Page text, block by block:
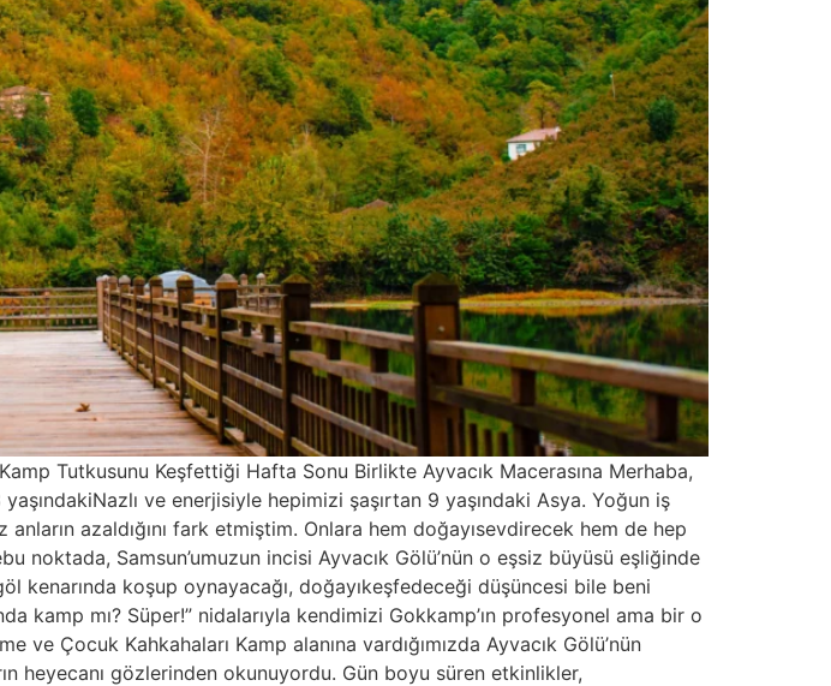
Tutkusunu Keşfettiği Hafta Sonu Birlikte Ayvacık Macerasına Merhaba,
ve enerjisiyle hepimizi şaşırtan 9 yaşındaki Asya. Yoğun iş
azaldığını fark etmiştim. Onlara hem doğayısevdirecek hem de hep
noktada, Samsun’umuzun incisi Ayvacık Gölü’nün o eşsiz büyüsü eşliğinde
kenarında koşup oynayacağı, doğayıkeşfedeceği düşüncesi bile beni
kamp mı? Süper!” nidalarıyla kendimizi Gokkamp’ın profesyonel ama bir o
Çocuk Kahkahaları Kamp alanına vardığımızda Ayvacık Gölü’nün
heyecanı gözlerinden okunuyordu. Gün boyu süren etkinlikler,